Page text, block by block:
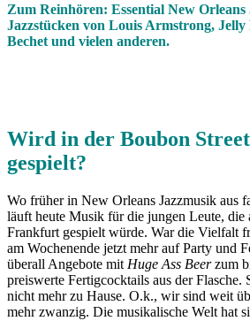
Zum Reinhören: Essential New Orleans
Jazzstücken von Louis Armstrong,
Bechet und vielen anderen.
Wird in der Boubon
gespielt?
Wo früher in New Orleans Jazzmusik aus
läuft heute Musik für die jungen Leute, die
Frankfurt gespielt würde. War die Vielfalt
am Wochenende jetzt mehr auf Party und
überall Angebote mit Huge Ass Beerzum
preiswerte Fertigcocktails aus der
nicht mehr zu Hause. O.k., wir sind weit
mehr zwanzig. Die musikalische Welt hat